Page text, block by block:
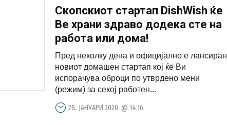
Скопскиот стартап DishWish ќе
Ве храни здраво додека сте на
работа или дома!
Пред неколку дена и официјално е лансиран
новиот домашен стартап кој ќе Ви
испорачува оброци по утврдено мени
(режим) за секој работен...
28. ЈАНУАРИ 2020. @ 14:16